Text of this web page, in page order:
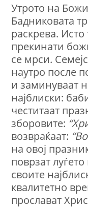
Утрото на
Бадниковата
раскрева. Исто
прекинати
се мрси.
наутро после
и заминуваат
најблиски:
честитаат
зборовите:
возвраќаат:
на овој
поврзат
своите
квалитетно
прослават